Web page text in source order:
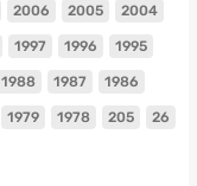
2006 2005 2004
1997 1996 1995
1988 1987 1986
1979 1978 205 26